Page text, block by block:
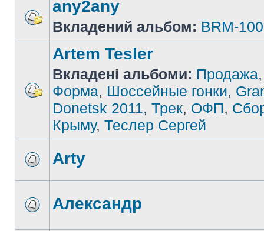
any2any
Вкладений альбом: BRM-
Artem Tesler
Вкладені альбоми: Продажа
Форма, Шоссейные гонки,
Donetsk 2011, Трек, ОФП,
Крыму, Теслер Сергей
Arty
Александр